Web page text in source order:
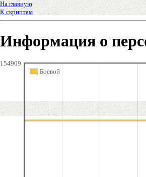
На главную
К скриптам
Информация о
154909
Боевой